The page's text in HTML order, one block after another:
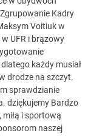
Kadry
Voitiuk w
UFR i brązowy
każdy musiał
drodze na szczyt.
sprawdzianie
dziękujemy Bardzo
i sportową
naszej